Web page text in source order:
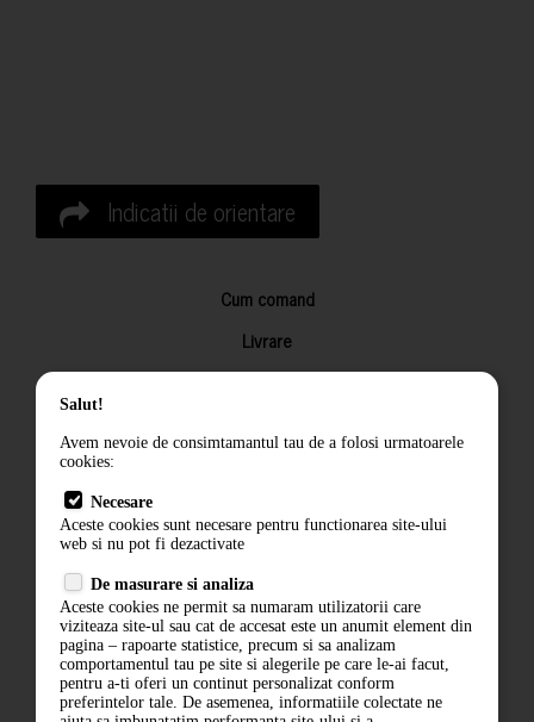
Indicatii de orientare
Cum comand
Livrare
Returnarea produselor
Termeni si conditii
Politica de confidentialitate
ANPC
Salut!
Avem nevoie de consimtamantul tau de a folosi urmatoarele
cookies:
Necesare
Aceste cookies sunt necesare pentru functionarea site-ului
web si nu pot fi dezactivate
De masurare si analiza
Aceste cookies ne permit sa numaram utilizatorii care
viziteaza site-ul sau cat de accesat este un anumit element din
pagina – rapoarte statistice, precum si sa analizam
comportamentul tau pe site si alegerile pe care le-ai facut,
pentru a-ti oferi un continut personalizat conform
preferintelor tale. De asemenea, informatiile colectate ne